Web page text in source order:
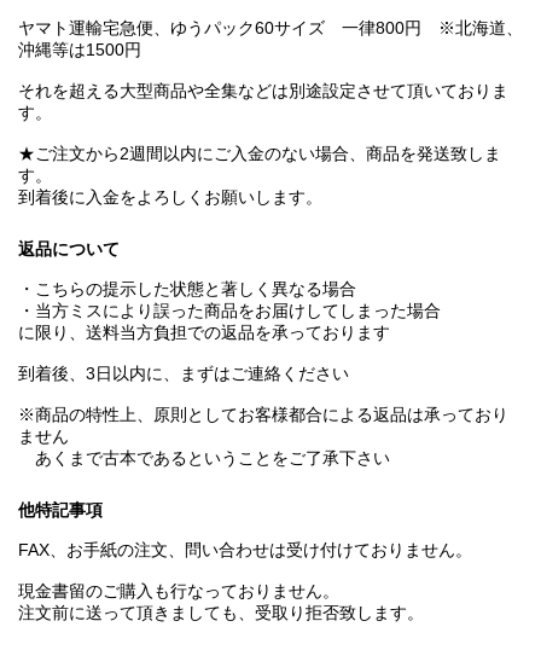
ヤマト運輸宅急便、ゆうパック60サイズ 一律800円 ※北海道、
沖縄等は1500円
それを超える大型商品や全集などは別途設定させて頂いておりま
す。
★ご注文から2週間以内にご入金のない場合、商品を発送致しま
す。
到着後に入金をよろしくお願いします。
返品について
・こちらの提示した状態と著しく異なる場合
・当方ミスにより誤った商品をお届けしてしまった場合
に限り、送料当方負担での返品を承っております
到着後、3日以内に、まずはご連絡ください
※商品の特性上、原則としてお客様都合による返品は承っており
ません
あくまで古本であるということをご了承下さい
他特記事項
FAX、お手紙の注文、問い合わせは受け付けておりません。
現金書留のご購入も行なっておりません。
注文前に送って頂きましても、受取り拒否致します。